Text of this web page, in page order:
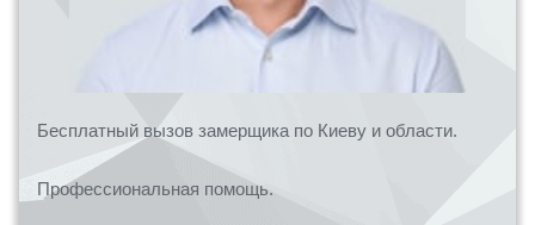
Бесплатный вызов замерщика по Киеву и области.
Профессиональная помощь.